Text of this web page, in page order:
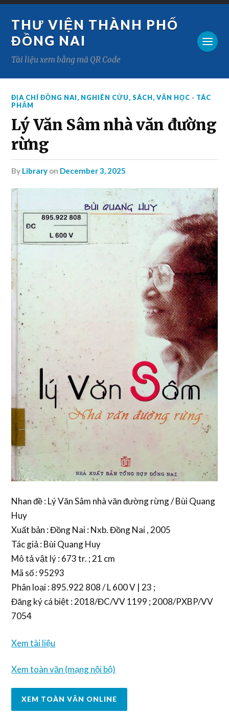
THƯ VIỆN THÀNH PHỐ
ĐỒNG NAI
Tài liệu xem bằng mã QR Code
ĐỊA CHÍ ĐỒNG NAI, NGHIÊN CỨU,SÁCH,VĂN HỌC - TÁC
PHẨM
Lý Văn Sâm nhà văn đường
rừng
by Library on December 3, 2025
Nhan đề : Lý Văn Sâm nhà văn đường rừng / Bùi Quang
Huy
Xuất bản : Đồng Nai : Nxb. Đồng Nai , 2005
Tác giả : Bùi Quang Huy
Mô tả vật lý : 673 tr. ; 21 cm
Mã số : 95293
Phân loại : 895.922 808 / L 600 V | 23 ;
Đăng ký cá biệt : 2018/ĐC/VV 1199 ; 2008/PXBP/VV
7054
Xem tài liệu
Xem toàn văn (mạng nội bộ)
XEM TOÀN VĂN ONLINE